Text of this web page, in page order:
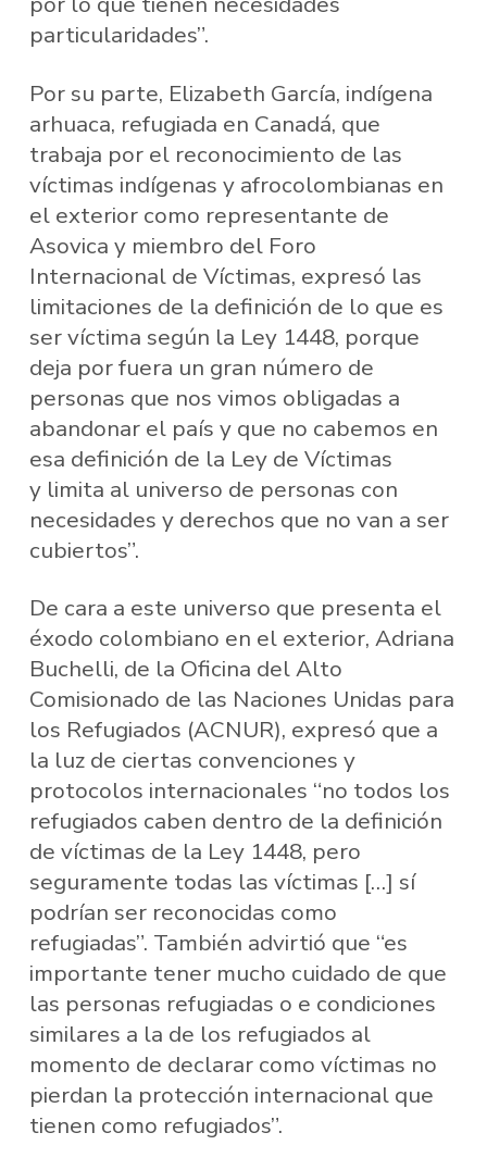
particularidades”.
Por su parte, Elizabeth García, indígena
arhuaca, refugiada en Canadá, que
trabaja por el reconocimiento de las
víctimas indígenas y afrocolombianas en
el exterior como representante de
Asovica y miembro del Foro
Internacional de Víctimas, expresó las
limitaciones de la definición de lo que es
ser víctima según la Ley 1448, porque
deja por fuera un gran número de
personas que nos vimos obligadas a
abandonar el país y que no cabemos en
esa definición de la Ley de Víctimas
y limita al universo de personas con
necesidades y derechos que no van a ser
cubiertos”.
De cara a este universo que presenta el
éxodo colombiano en el exterior, Adriana
Buchelli, de la Oficina del Alto
Comisionado de las Naciones Unidas para
los Refugiados (ACNUR), expresó que a
la luz de ciertas convenciones y
protocolos internacionales “no todos los
refugiados caben dentro de la definición
de víctimas de la Ley 1448, pero
seguramente todas las víctimas […] sí
podrían ser reconocidas como
refugiadas”. También advirtió que “es
importante tener mucho cuidado de que
las personas refugiadas o e condiciones
similares a la de los refugiados al
momento de declarar como víctimas no
pierdan la protección internacional que
tienen como refugiados”.